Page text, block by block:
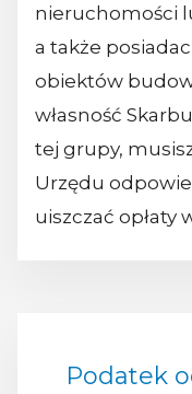
nieruchomości
a także
obiektów
własność
tej grupy,
Urzędu
uiszczać
Podatek